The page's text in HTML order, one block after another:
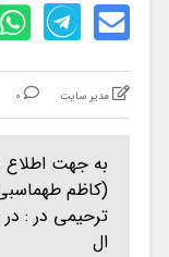
مدیر سایت 0
به جهت اطلاع
(کاظم
ال